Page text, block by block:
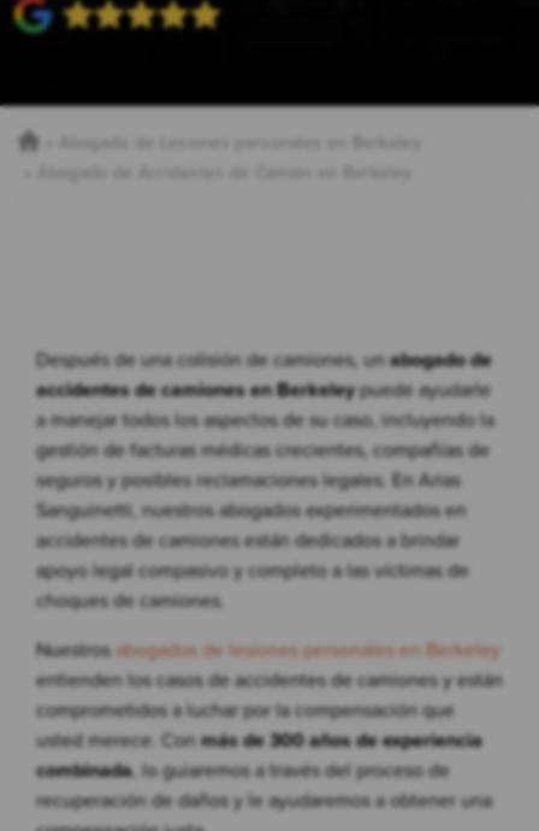
Después de una colisión de camiones, unabogado de
accidentes de camiones en Berkeleypuede ayudarle
a manejar todos los aspectos de su caso, incluyendo la
gestión de facturas médicas crecientes, compañías de
seguros y posibles reclamaciones legales. En Arias
Sanguinetti, nuestros abogados experimentados en
accidentes de camiones están dedicados a brindar
apoyo legal compasivo y completo a las víctimas de
choques de camiones.
Nuestros abogados de lesiones personales en Berkeley
entienden los casos de accidentes de camiones y están
comprometidos a luchar por la compensación que
usted merece. Conmás de 300 años de experiencia
combinada, lo guiaremos a través del proceso de
recuperación de daños y le ayudaremos a obtener una